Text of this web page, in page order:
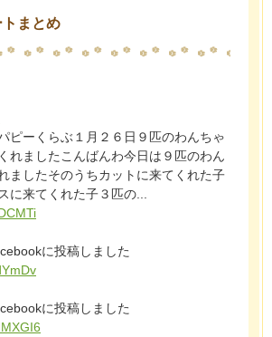
まとめ
ピーくらぶ１月２６日９匹のわんちゃ
れましたこんばんわ今日は９匹のわん
ましたそのうちカットに来てくれた子
に来てくれた子３匹の...
に投稿しました
に投稿しました